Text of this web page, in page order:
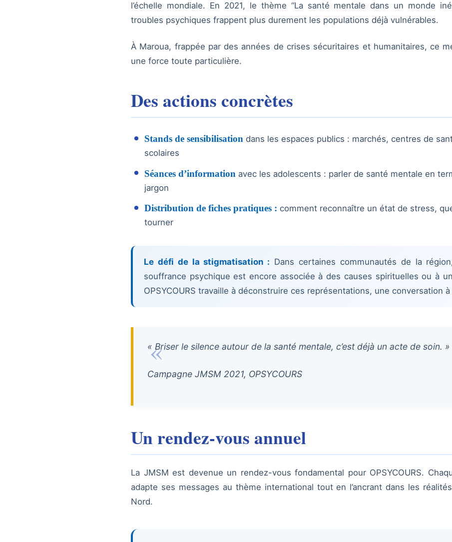
l’échelle mondiale. En 2021, le thème “La santé mentale dans un monde
troubles psychiques frappent plus durement les populations déjà vulnérables.
À Maroua, frappée par des années de crises sécuritaires et humanitaires, ce
une force toute particulière.
Des actions concrètes
Stands de sensibilisationdans les espaces publics : marchés, centres de
scolaires
Séances d’information avec les adolescents : parler de santé mentale en
jargon
Distribution de fiches pratiques : comment reconnaître un état de stress,
tourner
Le défi de la stigmatisation : Dans certaines communautés de la
souffrance psychique est encore associée à des causes spirituelles ou à
OPSYCOURS travaille à déconstruire ces représentations, une conversation
« Briser le silence autour de la santé mentale, c’est déjà un acte de soin. »
Campagne JMSM 2021, OPSYCOURS
Un rendez-vous annuel
La JMSM est devenue un rendez-vous fondamental pour OPSYCOURS.
adapte ses messages au thème international tout en l’ancrant dans les
Nord.